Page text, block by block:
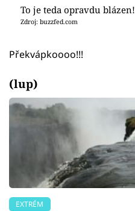
To je teda opravdu blázen!
Zdroj: buzzfed.com
Překvápkoooo!!!
(lup)
EXTRÉM